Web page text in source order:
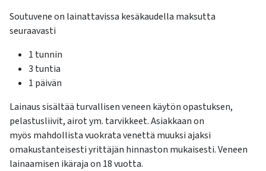
Soutuvene on lainattavissa kesäkaudella maksutta
seuraavasti
1 tunnin
3 tuntia
1 päivän
Lainaus sisältää turvallisen veneen käytön opastuksen,
pelastusliivit, airot ym. tarvikkeet. Asiakkaan on
myös mahdollista vuokrata venettä muuksi ajaksi
omakustanteisesti yrittäjän hinnaston mukaisesti. Veneen
lainaamisen ikäraja on 18 vuotta.